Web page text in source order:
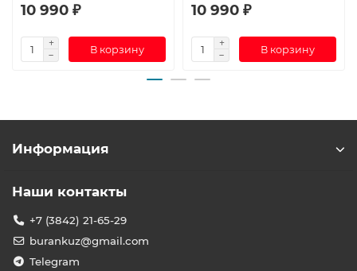
10 990 ₽
В корзину
10 990 ₽
В корзину
Информация
Наши контакты
+7 (3842) 21-65-29
burankuz@gmail.com
Telegram